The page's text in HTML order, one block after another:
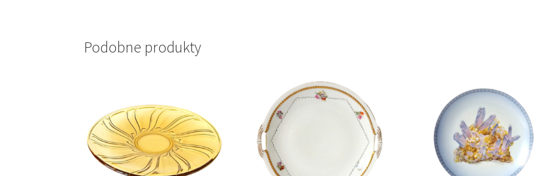
Podobne produkty